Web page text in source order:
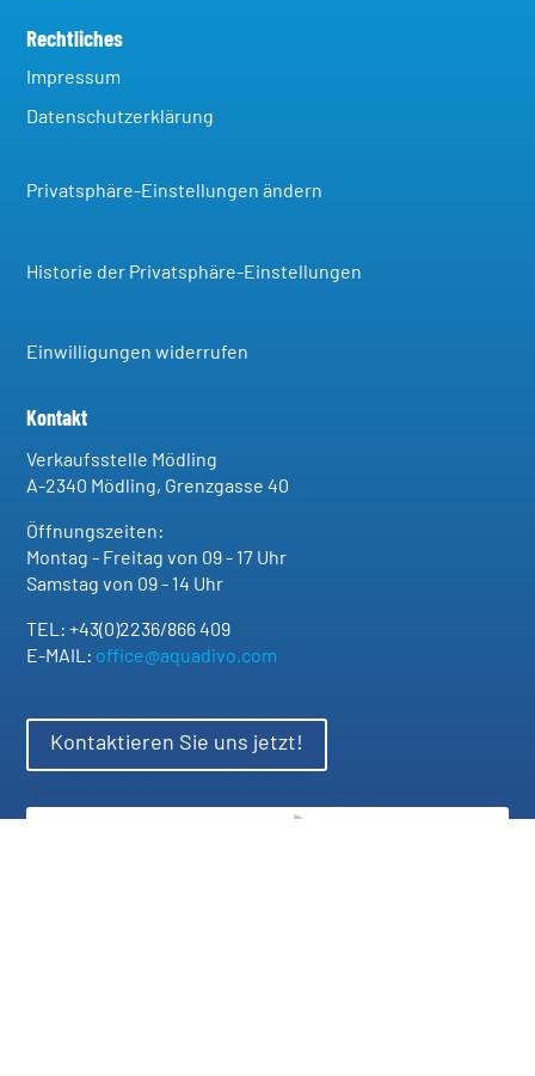
Rechtliches
Impressum
Datenschutzerklärung
Privatsphäre-Einstellungen ändern
Historie der Privatsphäre-Einstellungen
Einwilligungen widerrufen
Kontakt
Verkaufsstelle Mödling
A-2340 Mödling, Grenzgasse 40
Öffnungszeiten:
Montag - Freitag von 09 - 17 Uhr
Samstag von 09 - 14 Uhr
TEL: +43(0)2236/866 409
E-MAIL: office@aquadivo.com
Kontaktieren Sie uns jetzt!